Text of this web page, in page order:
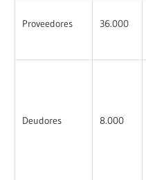
Proveedores 36.000
Deudores 8.000